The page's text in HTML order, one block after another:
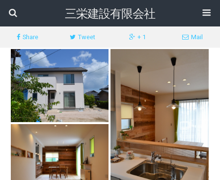
三栄建設有限会社
Share Tweet + 1 Mail